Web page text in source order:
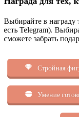
Выбирайте в награду
есть Telegram).
сможете забрать
Стройная
Умение